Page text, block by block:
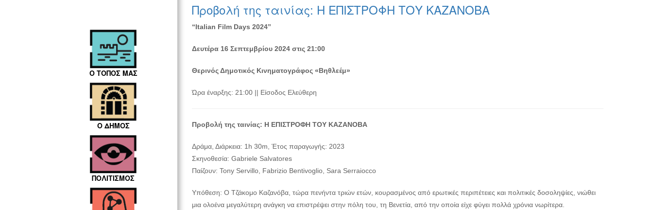
Ο ΤΟΠΟΣ ΜΑΣ
Ο ΔΗΜΟΣ
ΠΟΛΙΤΙΣΜΟΣ
Προβολή της ταινίας: Η ΕΠΙΣΤΡΟΦΗ ΤΟΥ ΚΑΖΑΝΟΒΑ
“Italian Film Days 2024”
Δευτέρα 16 Σεπτεμβρίου 2024 στις 21:00
Θερινός Δημοτικός Κινηματογράφος «Βηθλεέμ»
Ώρα έναρξης: 21:00 || Είσοδος Ελεύθερη
Προβολή της ταινίας: Η ΕΠΙΣΤΡΟΦΗ ΤΟΥ ΚΑΖΑΝΟΒΑ
Δράμα, Διάρκεια: 1h 30m, Έτος παραγωγής: 2023
Σκηνοθεσία: Gabriele Salvatores
Παίζουν: Tony Servillo, Fabrizio Bentivoglio, Sara Serraiocco
Υπόθεση: Ο Τζάκομο Καζανόβα, τώρα πενήντα τριών ετών, κουρασμένος από ερωτικές περιπέτειες και πολιτικές δοσοληψίες, νιώθει
μια ολοένα μεγαλύτερη ανάγκη να επιστρέψει στην πόλη του, τη Βενετία, από την οποία είχε φύγει πολλά χρόνια νωρίτερα.